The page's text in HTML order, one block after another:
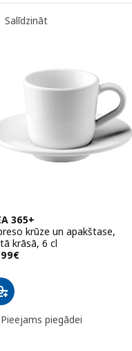
50 cl
Salīdzināt
365+
krūze un apakštase,
krāsā, 6 cl
99€ 2,99€
Pieejams piegādei